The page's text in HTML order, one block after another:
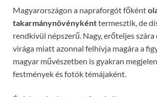
Magyarországon a napraforgót főként
takarmánynövénykénttermesztik, de
rendkívül népszerű. Nagy, erőteljes szára
virága miatt azonnal felhívja magára a
magyar művészetben is gyakran
festmények és fotók témájaként.